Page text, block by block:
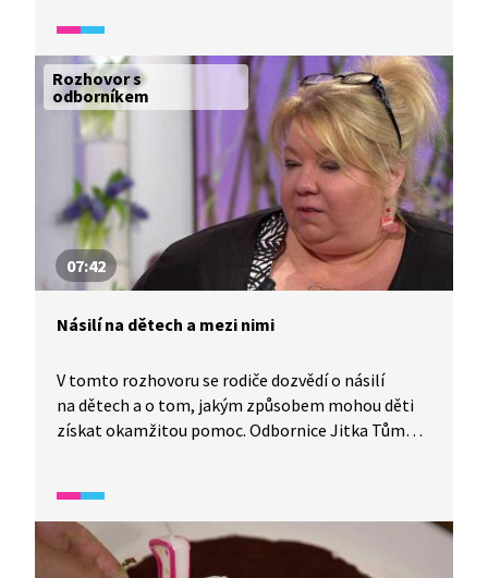
a jaké další hrozby mohou číhat v kyberprostoru?
O tom všem si popovídáme s Petrou Sobkovou
z Národního ústavu pro kybernetickou
a informační bezpečnost.
Rozhovor s
odborníkem
07:42
Násilí na dětech a mezi nimi
V tomto rozhovoru se rodiče dozvědí o násilí
na dětech a o tom, jakým způsobem mohou děti
získat okamžitou pomoc. Odbornice Jitka Tůmová
způsobem jsou děti přijímány a podporovány a co
prožívají děti, které se ocitnou v krizové situaci.
Rodiče se také dozvědí, jak mohou Klokánku